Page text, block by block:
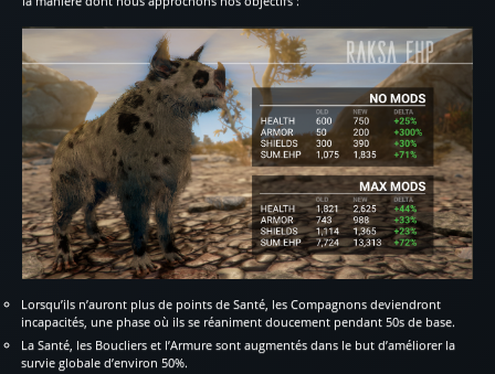
Lorsqu’ils n’auront plus de points de Santé, les Compagnons deviendront
incapacités, une phase où ils se réaniment doucement pendant 50s de base.
La Santé, les Boucliers et l’Armure sont augmentés dans le but d’améliorer la
survie globale d’environ 50%.